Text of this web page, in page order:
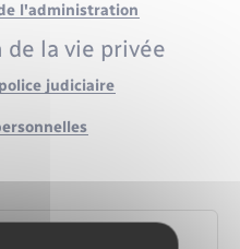
l'administration
la vie privée
judiciaire